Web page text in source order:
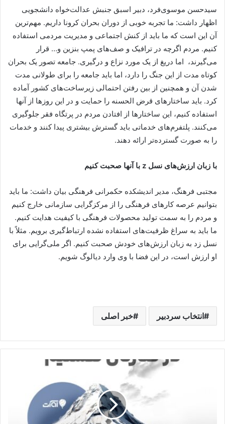
سیدحسن موسوی‌فرد، دبیر اسبق جنبش عدالت‌خواه دانشجویی
اظهار داشت: ما تجربه خوبی از دوران بحران کرونا داریم. مهم‌ترین
آن این است که ما باید از کنش اجتماعی و مدیریت مردمی استفاده
کنیم. مردم اگرچه در ترافیک و صف‌های پمپ بنزین و… قرار
می‌گیرند، اما دریغ از یک مورد نزاع و درگیری. جامعه تصور یک بحران
کوتاه مدت از این جنگ را دارد، اما باید جامعه را برای طولانی مدت
شدن آن و همچنین از بین رفتن احتمالی زیرساخت‌های کشور آماده
کرد. باید ساختارهای قرض الحسنه را حمایت و در این روزها از آنها
استفاده کنیم، این ساختارها از افتادن مردم در پرتگاه فقر جلوگیری
می‌کنند. پلتفرم‌های خدماتی باید گسترش بیشتری پیدا کنند و خدمات
را به صورت گسترده‌تر ارائه دهند.
با زبان ارزش‌های نسل z با آنها صحبت کنیم
مجتبی فرهنگ، مدیر اندیشکده حکمرانی فرهنگی بیان داشت: ما باید
بتوانیم عرصه کارهای فرهنگی را از مرکزگرایی سازمانی خارج کنیم
و مردم را به سمت تولید محصولات فرهنگی با کیفیت هدایت کنیم.
ما باید به سراغ ظرفیت‌های استفاده نشده ارتباط‌گیری برویم. مثلاً با
نسل زد به زبان ارزش‌های خودش صحبت کنیم. اگر ملی‌گرایی برای
او ارزش است، در این فضا با وی وارد دیالوگ شویم.
انتخاب سردبیر خبر اصلی